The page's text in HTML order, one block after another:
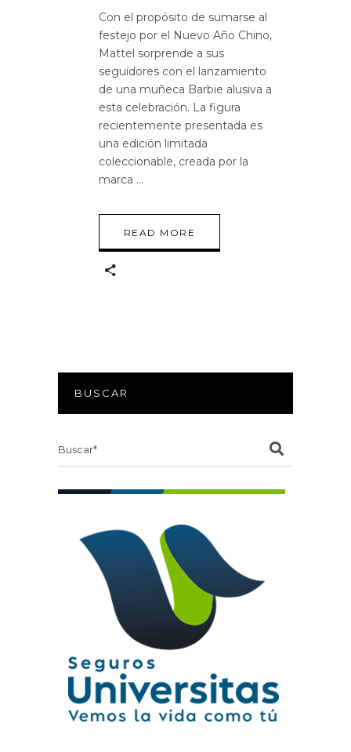
Con el propósito de sumarse al
festejo por el Nuevo Año Chino,
Mattel sorprende a sus
seguidores con el lanzamiento
de una muñeca Barbie alusiva a
esta celebración. La figura
recientemente presentada es
una edición limitada
coleccionable, creada por la
marca
READ MORE
BUSCAR